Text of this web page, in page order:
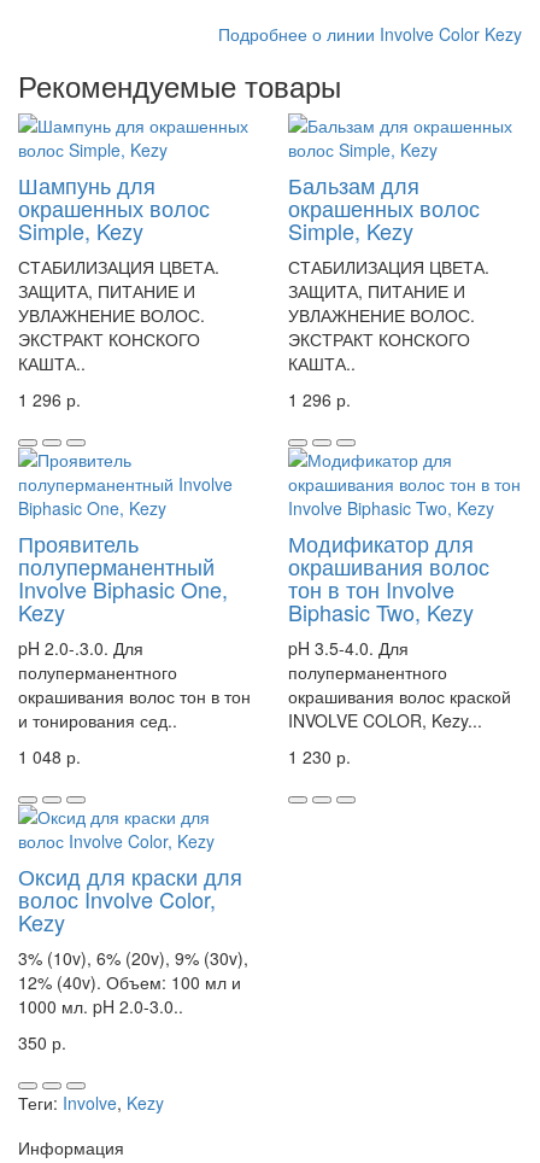
Подробнее о линии Involve Color Kezy
Рекомендуемые товары
Шампунь для
окрашенных волос
Simple, Kezy
СТАБИЛИЗАЦИЯ ЦВЕТА.
ЗАЩИТА, ПИТАНИЕ И
УВЛАЖНЕНИЕ ВОЛОС.
ЭКСТРАКТ КОНСКОГО
КАШТА..
1 296 р.
Бальзам для
окрашенных волос
Simple, Kezy
СТАБИЛИЗАЦИЯ ЦВЕТА.
ЗАЩИТА, ПИТАНИЕ И
УВЛАЖНЕНИЕ ВОЛОС.
ЭКСТРАКТ КОНСКОГО
КАШТА..
1 296 р.
Проявитель
полуперманентный
Involve Biphasic One,
Kezy
pH 2.0-.3.0. Для
полуперманентного
окрашивания волос тон в тон
и тонирования сед..
1 048 р.
Модификатор для
окрашивания волос
тон в тон Involve
Biphasic Two, Kezy
pH 3.5-4.0. Для
полуперманентного
окрашивания волос краской
INVOLVE COLOR, Kezy...
1 230 р.
Оксид для краски для
волос Involve Color,
Kezy
3% (10v), 6% (20v), 9% (30v),
12% (40v). Объем: 100 мл и
1000 мл. pH 2.0-3.0..
350 р.
Теги: Involve, Kezy
Информация